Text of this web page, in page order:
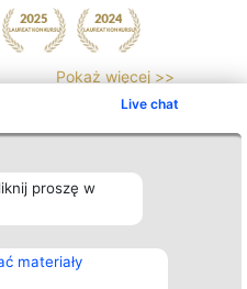
Live chat
proszę w
materiały
Pokaż więcej >>
Kontakt